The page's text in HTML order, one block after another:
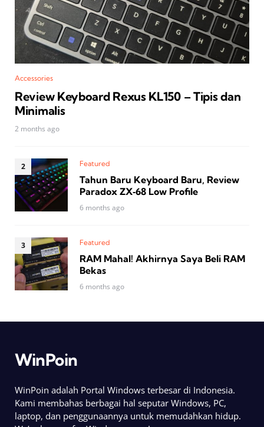
Accessories
Review Keyboard Rexus KL150 – Tipis dan
Minimalis
2 months ago
Featured
Tahun Baru Keyboard Baru, Review
Paradox ZX‑68 Low Profile
6 months ago
Featured
RAM Mahal! Akhirnya Saya Beli RAM
Bekas
6 months ago
WinPoin
WinPoin adalah Portal Windows terbesar di Indonesia.
Kami membahas berbagai hal seputar Windows, PC,
laptop, dan penggunaannya untuk memudahkan hidup.